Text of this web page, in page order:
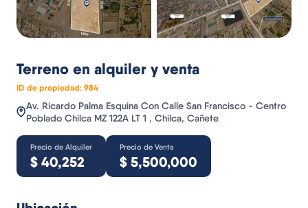
Terreno en alquiler y venta
ID de propiedad: 984
Av. Ricardo Palma Esquina Con Calle San Francisco - Centro
Poblado Chilca MZ 122A LT 1 , Chilca, Cañete
Precio de Alquiler
$ 40,252
Precio de Venta
$ 5,500,000